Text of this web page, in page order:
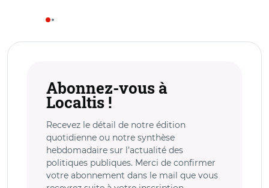
Abonnez-vous à
Localtis !
Recevez le détail de notre édition
quotidienne ou notre synthèse
hebdomadaire sur l’actualité des
politiques publiques. Merci de confirmer
votre abonnement dans le mail que vous